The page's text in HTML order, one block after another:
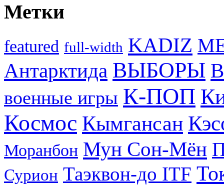
Метки
featured full-width KADIZ
Антарктида ВЫБОРЫ
военные игры К-ПОП
Космос Кымгансан
Моранбон Мун Сон-Мён
Сурион Таэквон-до ITF